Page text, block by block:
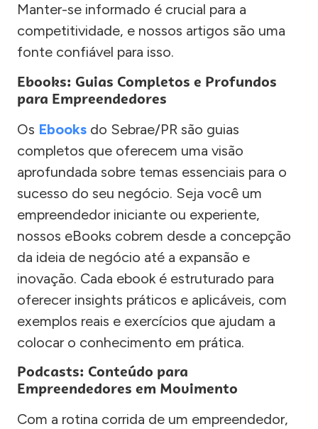
Manter-se informado é crucial para a
competitividade, e nossos artigos são uma
fonte confiável para isso.
Ebooks: Guias Completos e Profundos
para Empreendedores
Os Ebooks do Sebrae/PR são guias
completos que oferecem uma visão
aprofundada sobre temas essenciais para o
sucesso do seu negócio. Seja você um
empreendedor iniciante ou experiente,
nossos eBooks cobrem desde a concepção
da ideia de negócio até a expansão e
inovação. Cada ebook é estruturado para
oferecer insights práticos e aplicáveis, com
exemplos reais e exercícios que ajudam a
colocar o conhecimento em prática.
Podcasts: Conteúdo para
Empreendedores em Movimento
Com a rotina corrida de um empreendedor,